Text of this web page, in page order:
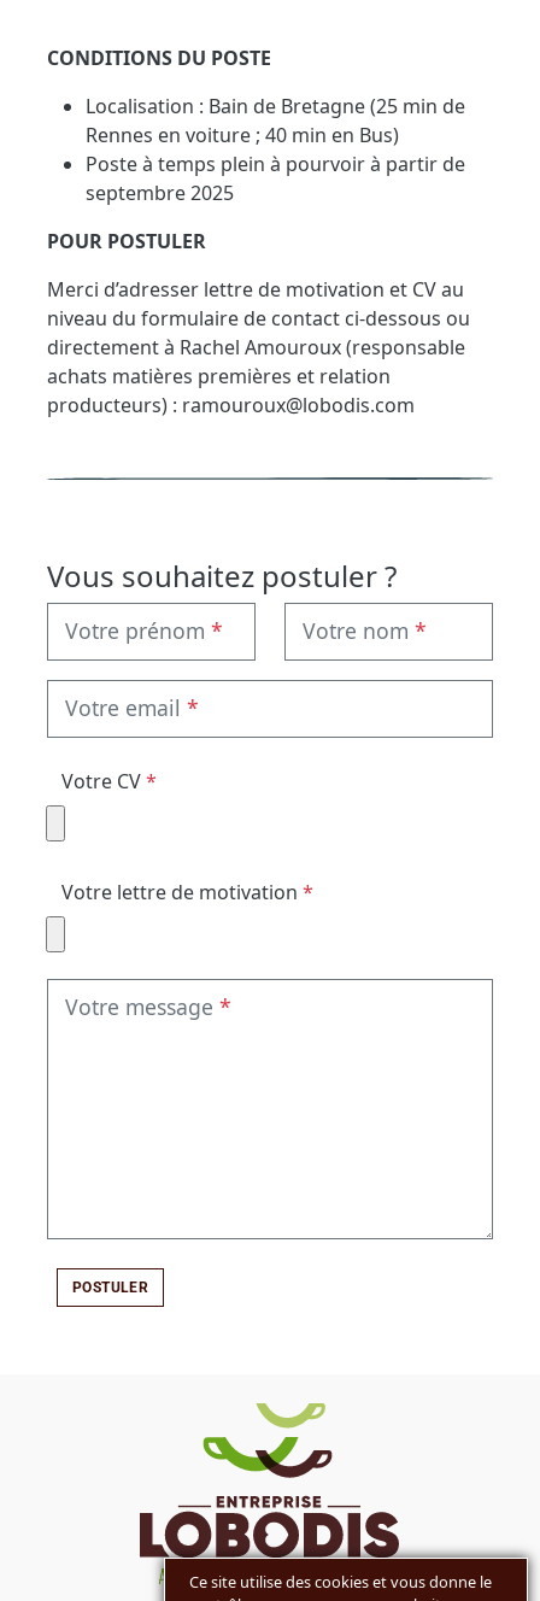
CONDITIONS DU POSTE
Localisation : Bain de Bretagne (25 min de
Rennes en voiture ; 40 min en Bus)
Poste à temps plein à pourvoir à partir de
septembre 2025
POUR POSTULER
Merci d’adresser lettre de motivation et CV au
niveau du formulaire de contact ci-dessous ou
directement à Rachel Amouroux (responsable
achats matières premières et relation
producteurs) : ramouroux@lobodis.com
Vous souhaitez postuler ?
Votre prénom * Votre nom *
Votre email *
Votre CV*
Votre lettre de motivation *
Votre message *
POSTULER
Ce site utilise des cookies et vous donne le